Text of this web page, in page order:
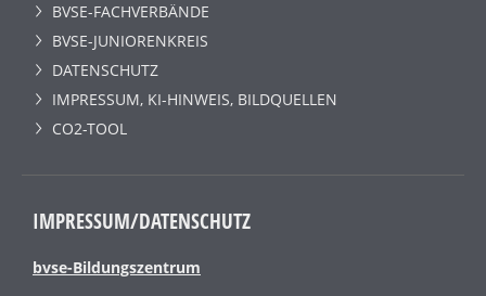
BVSE-FACHVERBÄNDE
BVSE-JUNIORENKREIS
DATENSCHUTZ
IMPRESSUM, KI-HINWEIS, BILDQUELLEN
CO2-TOOL
IMPRESSUM/DATENSCHUTZ
bvse-Bildungszentrum